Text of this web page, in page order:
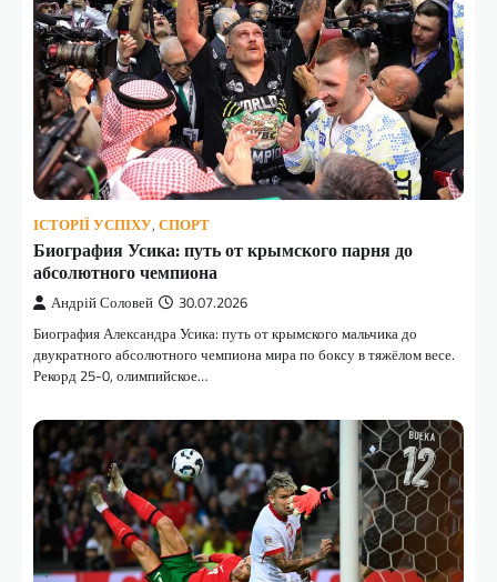
ІСТОРІЇ УСПІХУ, СПОРТ
Биография Усика: путь от крымского парня до
абсолютного чемпиона
Андрій Соловей 30.07.2026
Биография Александра Усика: путь от крымского мальчика до
двукратного абсолютного чемпиона мира по боксу в тяжёлом весе.
Рекорд 25-0, олимпийское…